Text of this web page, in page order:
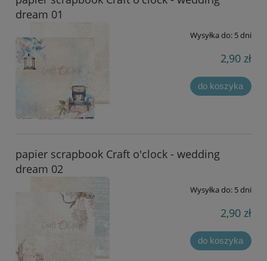
dream 01
Wysyłka do: 5 dni
2,90 zł
do koszyka
papier scrapbook Craft o'clock - wedding
dream 02
Wysyłka do: 5 dni
2,90 zł
do koszyka